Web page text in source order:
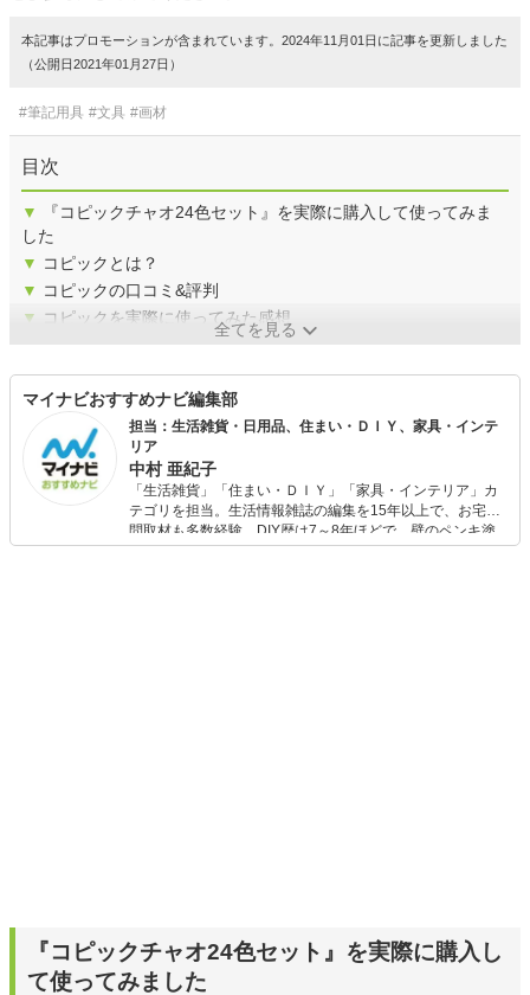
本記事はプロモーションが含まれています。2024年11月01日に記事を更新しました
（公開日2021年01月27日）
#筆記用具 #文具 #画材
目次
▼
『コピックチャオ24色セット』を実際に購入して使ってみま
した
▼ コピックとは？
▼ コピックの口コミ&評判
▼ コピックを実際に使ってみた感想
全てを見る
マイナビおすすめナビ編集部
担当：生活雑貨・日用品、住まい・ＤＩＹ、家具・インテ
リア
中村 亜紀子
「生活雑貨」「住まい・ＤＩＹ」「家具・インテリア」カ
テゴリを担当。生活情報雑誌の編集を15年以上で、お宅訪
問取材も多数経験。DIY歴は7～8年ほどで、壁のペンキ塗
りや壁紙チェンジなどもチャレンジ済み。初心者でもモノ
『コピックチャオ24色セット』を実際に購入し
て使ってみました